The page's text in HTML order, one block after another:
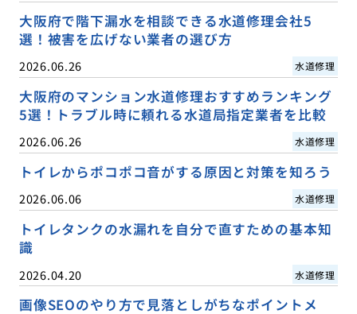
大阪府で階下漏水を相談できる水道修理会社5
選！被害を広げない業者の選び方
2026.06.26 水道修理
大阪府のマンション水道修理おすすめランキング
5選！トラブル時に頼れる水道局指定業者を比較
2026.06.26 水道修理
トイレからポコポコ音がする原因と対策を知ろう
2026.06.06 水道修理
トイレタンクの水漏れを自分で直すための基本知
識
2026.04.20 水道修理
画像SEOのやり方で見落としがちなポイントメ